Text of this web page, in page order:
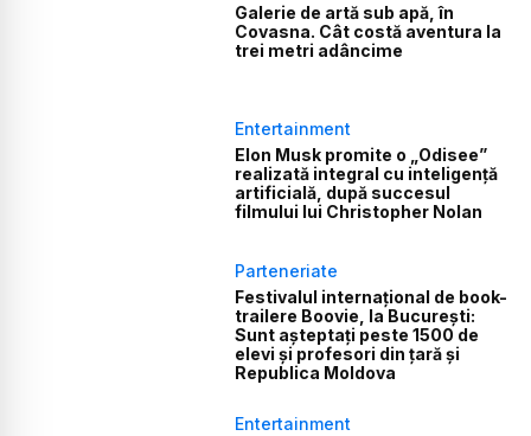
Galerie de artă sub apă, în
Covasna. Cât costă aventura la
trei metri adâncime
Entertainment
Elon Musk promite o „Odisee”
realizată integral cu inteligență
artificială, după succesul
filmului lui Christopher Nolan
Parteneriate
Festivalul internațional de book-
trailere Boovie, la București:
Sunt așteptați peste 1500 de
elevi și profesori din țară și
Republica Moldova
Entertainment